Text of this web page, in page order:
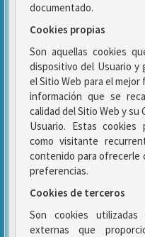
documentado.
Cookies propias
Son aquellas cookies
dispositivo del Usuario y
el Sitio Web para el
información que se
calidad del Sitio Web y
Usuario. Estas cookies
como visitante
contenido para ofrecerle
preferencias.
Cookies de terceros
Son cookies
externas que